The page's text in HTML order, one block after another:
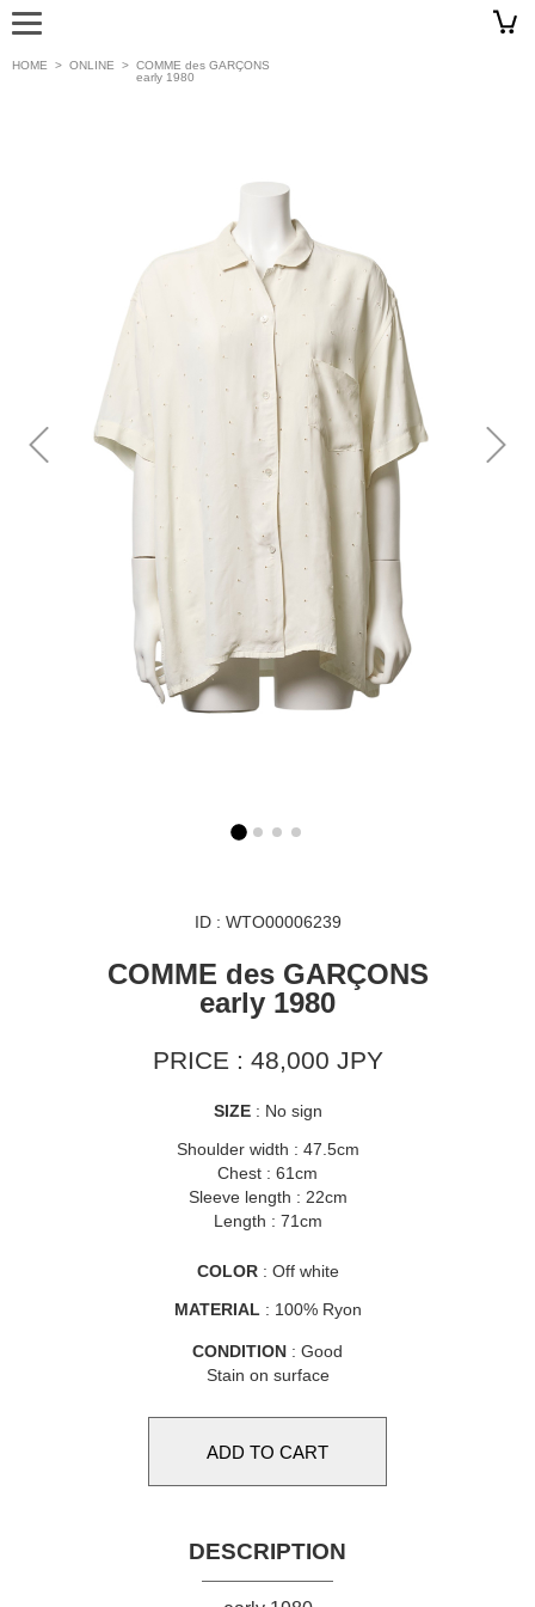
HOME > ONLINE > COMME des GARÇONS
early 1980
ID : WTO00006239
COMME des GARÇONS
early 1980
PRICE : 48,000 JPY
SIZE: No sign
Shoulder width : 47.5cm
Chest : 61cm
Sleeve length : 22cm
Length : 71cm
COLOR: Off white
MATERIAL : 100% Ryon
CONDITION : Good
Stain on surface
DESCRIPTION